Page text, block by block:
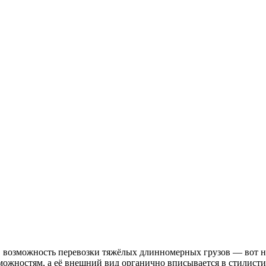
возможность перевозки тяжёлых длинномерных грузов —
а её внешний вид органично вписывается в